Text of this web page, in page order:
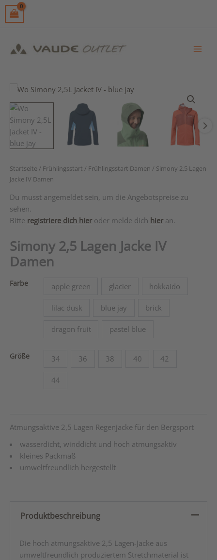
Skip
Startseite/ Frühlingsstart / Frühlingsstart Damen / Simony 2,5 Lagen
Jacke IV Damen
Du musst angemeldet sein, um die Angebotspreise zu
sehen.
Bitte registriere dich hieroder melde dich hier an.
Simony 2,5 Lagen Jacke IV
Damen
Farbe apple green glacier hokkaido
lilac dusk blue jay brick
dragon fruit pastel blue
Größe 34 36 38 40 42
44
Atmungsaktive 2,5 Lagen Regenjacke für den Bergsport
wasserdicht, winddicht und hoch atmungsaktiv
kleines Packmaß
umweltfreundlich hergestellt
Produktbeschreibung
Die hoch atmungsaktive 2,5 Lagen-Jacke aus
umweltfreundlich produziertem Stretchmaterial ist